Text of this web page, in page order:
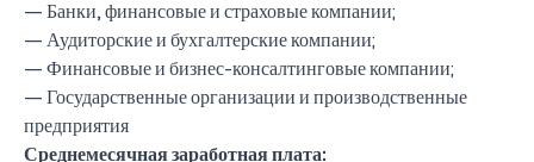
— Банки, финансовые и страховые компании;
— Аудиторские и бухгалтерские компании;
— Финансовые и бизнес-консалтинговые компании;
— Государственные организации и производственные
предприятия
Среднемесячная заработная плата: